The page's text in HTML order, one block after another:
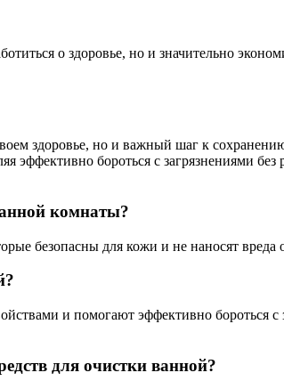
о здоровье, но и значительно
здоровье, но и важный шаг к
эффективно бороться с загрязнениями
комнаты?
безопасны для кожи и не наносят
и помогают эффективно бороться с
для очистки ванной?